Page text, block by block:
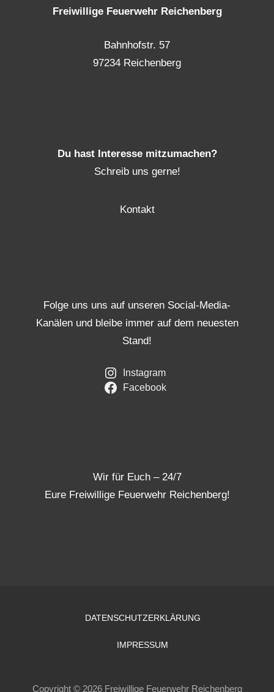
Freiwillige Feuerwehr Reichenberg
Bahnhofstr. 57
97234 Reichenberg
Du hast Interesse mitzumachen?
Schreib uns gerne!
Kontakt
Folge uns uns auf unseren Social-Media-
Kanälen und bleibe immer auf dem neuesten
Stand!
Instagram
Facebook
Wir für Euch – 24/7
Eure Freiwillige Feuerwehr Reichenberg!
DATENSCHUTZERKLÄRUNG
IMPRESSUM
Copyright © 2026 Freiwillige Feuerwehr Reichenberg